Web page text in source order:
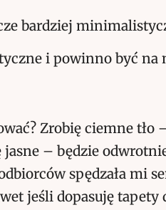
bardziej
i powinno być na
Zrobię ciemne tło
– będzie
spędzała mi
jeśli dopasuję